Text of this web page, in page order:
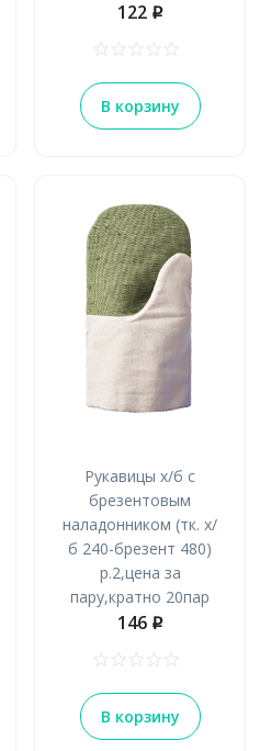
122 p
В корзину
Рукавицы х/б с
брезентовым
наладонником (тк. х/
б 240-брезент 480)
р.2,цена за
пару,кратно 20пар
146 p
В корзину